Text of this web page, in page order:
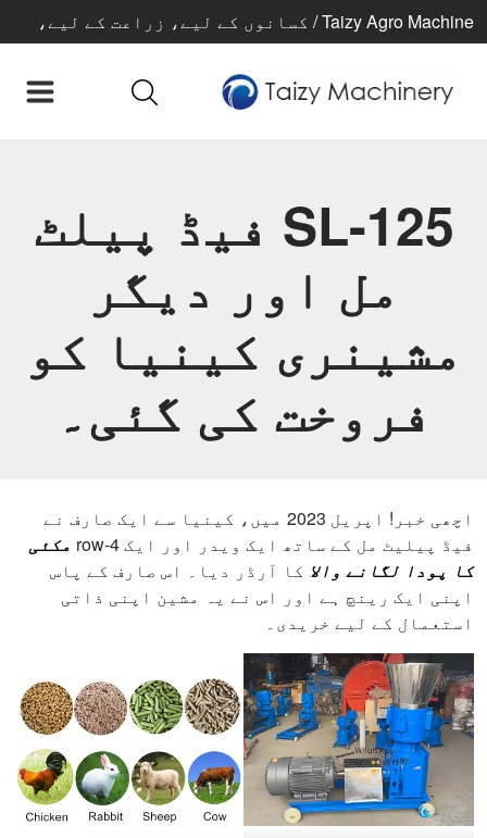
Taizy Agro Machine / کسانوں کے لیے، زراعت کے لیے،
SL-125 فیڈ پیلٹ
مل اور دیگر
مشینری کینیا کو
فروخت کی گئی۔
اچھی خبر! اپریل 2023 میں، کینیا سے ایک صارف نے
فیڈ پیلیٹ مل کے ساتھ ایک ویدر اور ایک 4-row
مکئی
کا پودا لگانے والا کا آرڈر دیا۔ اس صارف کے پاس
اپنی ایک رینچ ہے اور اس نے یہ مشین اپنی ذاتی
استعمال کے لیے خریدی۔